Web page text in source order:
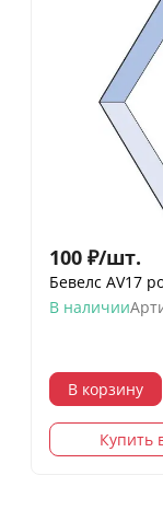
100 ₽/шт.
Бевелс AV17
В наличии
В корзину
Купить